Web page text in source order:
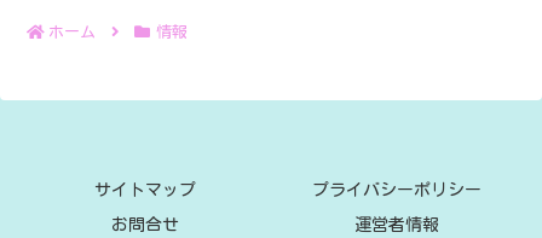
ホーム 情報
サイトマップ プライバシーポリシー
お問合せ 運営者情報